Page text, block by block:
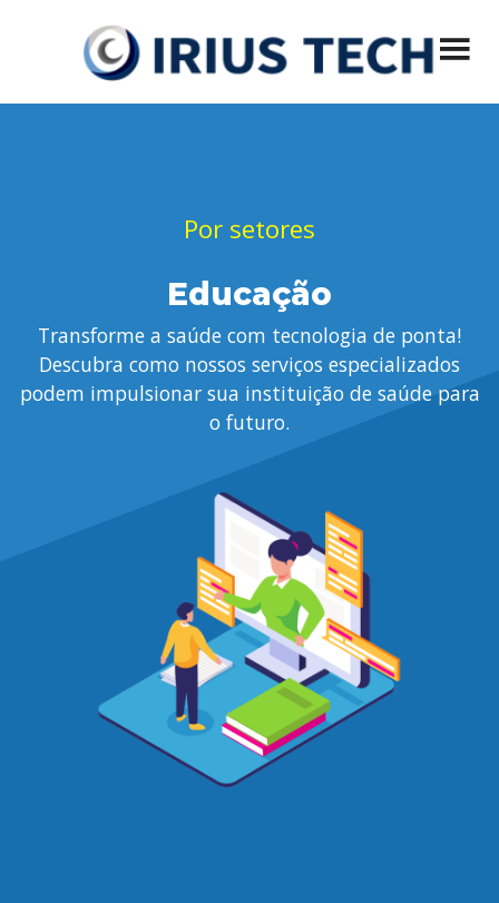
IRIUS Tech
Mobile, VoIP, Virtualização, Hospedagem de Sites
conteúdo
Por setores
Educação
Transforme a saúde com tecnologia de ponta!
Descubra como nossos serviços especializados
podem impulsionar sua instituição de saúde para
o futuro.